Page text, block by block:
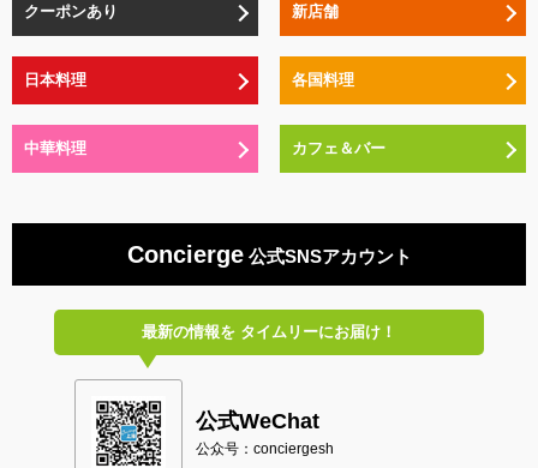
クーポンあり 新店舗
日本料理 各国料理
中華料理 カフェ＆バー
Concierge公式SNSアカウント
最新の情報をタイムリーにお届け！
公式WeChat
公众号：conciergesh